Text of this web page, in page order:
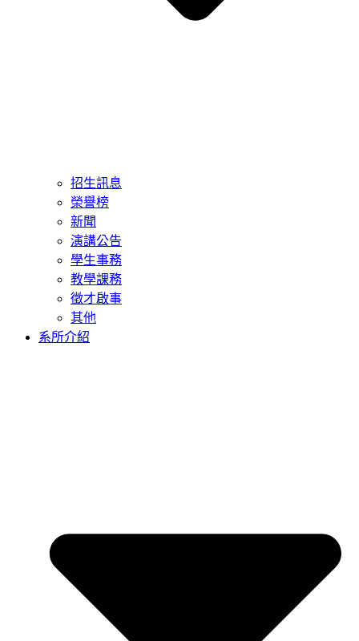
招生訊息
榮譽榜
新聞
演講公告
學生事務
教學課務
徵才啟事
其他
系所介紹